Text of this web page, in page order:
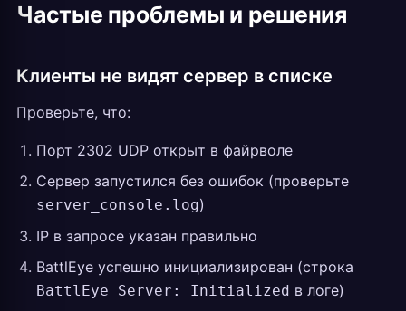
Частые проблемы и решения
Клиенты не видят сервер в списке
Проверьте, что:
Порт 2302 UDP открыт в файрволе
Сервер запустился без ошибок (проверьте
server_console.log)
IP в запросе указан правильно
BattlEye успешно инициализирован (строка
BattlEye Server: Initialized в логе)